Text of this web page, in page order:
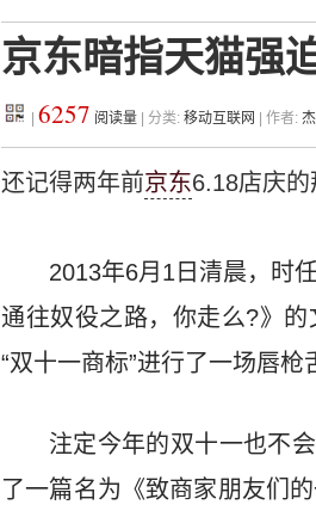
京东暗指天猫强
6257 阅读量 | 分类: 移动互联网 | 作者:
还记得两年前京东6.18店庆的
2013年6月1日清晨，时
通往奴役之路，你走么?》的
“双十一商标”进行了一场唇枪
注定今年的双十一也不
了一篇名为《致商家朋友们